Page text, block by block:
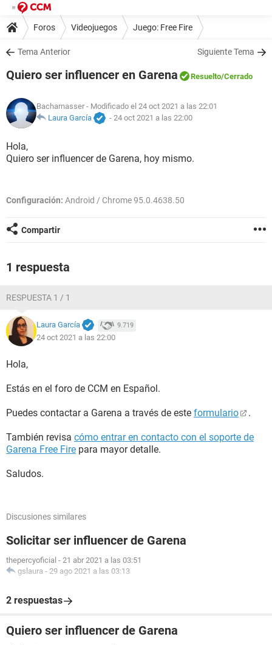
Foros Videojuegos Juego: Free Fire
Tema Anterior Siguiente Tema
Quiero ser influencer en Garena Resuelto/Cerrado
Bacharnasser - Modificado el 24 oct 2021 a las 22:01
Laura García
- 24 oct 2021 a las 22:00
Hola,
Quiero ser influencer de Garena, hoy mismo.
Configuración: Android / Chrome 95.0.4638.50
Compartir
1 respuesta
RESPUESTA 1 / 1
Laura García 9.719
24 oct 2021 a las 22:00
Hola,
Estás en el foro de CCM en Español.
Puedes contactar a Garena a través de este formulario .
También revisa cómo entrar en contacto con el soporte de
Garena Free Fire para mayor detalle.
Saludos.
Discusiones similares
Solicitar ser influencer de Garena
thepercyoficial - 21 abr 2021 a las 03:51
gslaura - 29 ago 2021 a las 03:13
2 respuestas
Quiero ser influencer de Garena